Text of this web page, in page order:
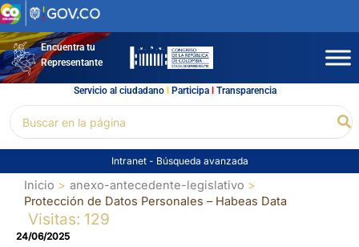
Ir
al
contenidoEncuentra tu
Representante
Servicio al ciudadano l Participal Transparencia
por:
Intranet - Búsqueda avanzada
Inicio
anexo-antecedente-legislativo
Protección de Datos Personales – Habeas Data
Visitas: 129
24/06/2025